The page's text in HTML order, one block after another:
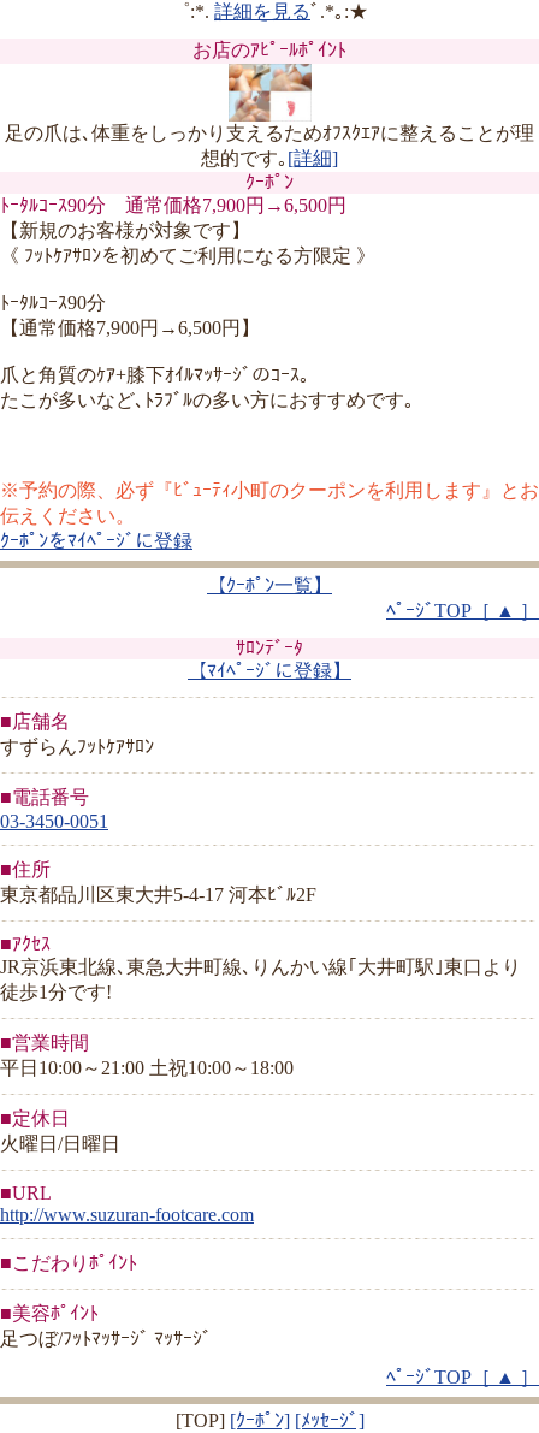
゜:*. 詳細を見るﾞ.*｡:★
お店のｱﾋﾟｰﾙﾎﾟｲﾝﾄ
足の爪は､体重をしっかり支えるためｵﾌｽｸｴｱに整えることが理
想的です｡ [詳細]
ｸｰﾎﾟﾝ
ﾄｰﾀﾙｺｰｽ90分 通常価格7,900円→6,500円
【新規のお客様が対象です】
《 ﾌｯﾄｹｱｻﾛﾝを初めてご利用になる方限定 》
ﾄｰﾀﾙｺｰｽ90分
【通常価格7,900円→6,500円】
爪と角質のｹｱ+膝下ｵｲﾙﾏｯｻｰｼﾞのｺｰｽ｡
たこが多いなど､ﾄﾗﾌﾞﾙの多い方におすすめです｡
※予約の際、必ず『ﾋﾞｭｰﾃｨ小町のクーポンを利用します』とお
伝えください。
ｸｰﾎﾟﾝをﾏｲﾍﾟｰｼﾞに登録
【ｸｰﾎﾟﾝ一覧】
ﾍﾟｰｼﾞTOP［ ▲ ］
ｻﾛﾝﾃﾞｰﾀ
【ﾏｲﾍﾟｰｼﾞに登録】
■店舗名
すずらんﾌｯﾄｹｱｻﾛﾝ
■電話番号
03-3450-0051
■住所
東京都品川区東大井5-4-17 河本ﾋﾞﾙ2F
■ｱｸｾｽ
JR京浜東北線､東急大井町線､りんかい線｢大井町駅｣東口より
徒歩1分です!
■営業時間
平日10:00～21:00 土祝10:00～18:00
■定休日
火曜日/日曜日
■URL
http://www.suzuran-footcare.com
■こだわりﾎﾟｲﾝﾄ
■美容ﾎﾟｲﾝﾄ
足つぼ/ﾌｯﾄﾏｯｻｰｼﾞ ﾏｯｻｰｼﾞ
ﾍﾟｰｼﾞTOP［ ▲ ］
[TOP] [ｸｰﾎﾟﾝ] [ﾒｯｾｰｼﾞ]